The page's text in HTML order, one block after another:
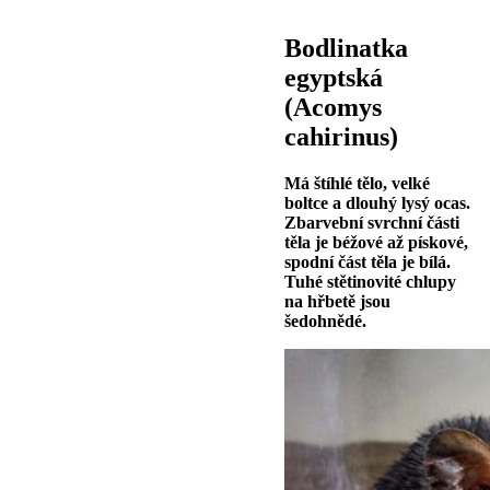
Bodlinatka
egyptská
(Acomys
cahirinus)
Má štíhlé tělo, velké
boltce a dlouhý lysý ocas.
Zbarvební svrchní části
těla je béžové až pískové,
spodní část těla je bílá.
Tuhé stětinovité chlupy
na hřbetě jsou
šedohnědé.